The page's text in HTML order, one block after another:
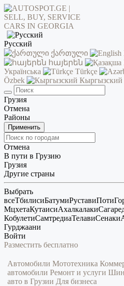
Русский
ქართული
հայերեն
Українська
Türkçe
Özbek
Кыргызский
Грузия
Отмена
Районы
Применить
Отмена
В пути в Грузию
Грузия
Другие страны
Выбрать
всеТбилисиБатумиРуставиПоти
МцхетаКутаисиАхалкалаки
КобулетиСамтредиаТелавиСенаки
Гурджаани
Войти
Разместить бесплатно
Автомобили Мототехника
автомобили Ремонт и услуги
авто в Грузии Для бизнеса